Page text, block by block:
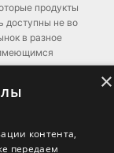
продукты
доступны не во
в разное
к
×
контента,
передаем